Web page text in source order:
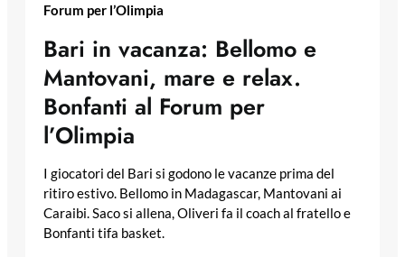
Forum per l’Olimpia
Bari in vacanza: Bellomo e
Mantovani, mare e relax.
Bonfanti al Forum per
l’Olimpia
I giocatori del Bari si godono le vacanze prima del
ritiro estivo. Bellomo in Madagascar, Mantovani ai
Caraibi. Saco si allena, Oliveri fa il coach al fratello e
Bonfanti tifa basket.